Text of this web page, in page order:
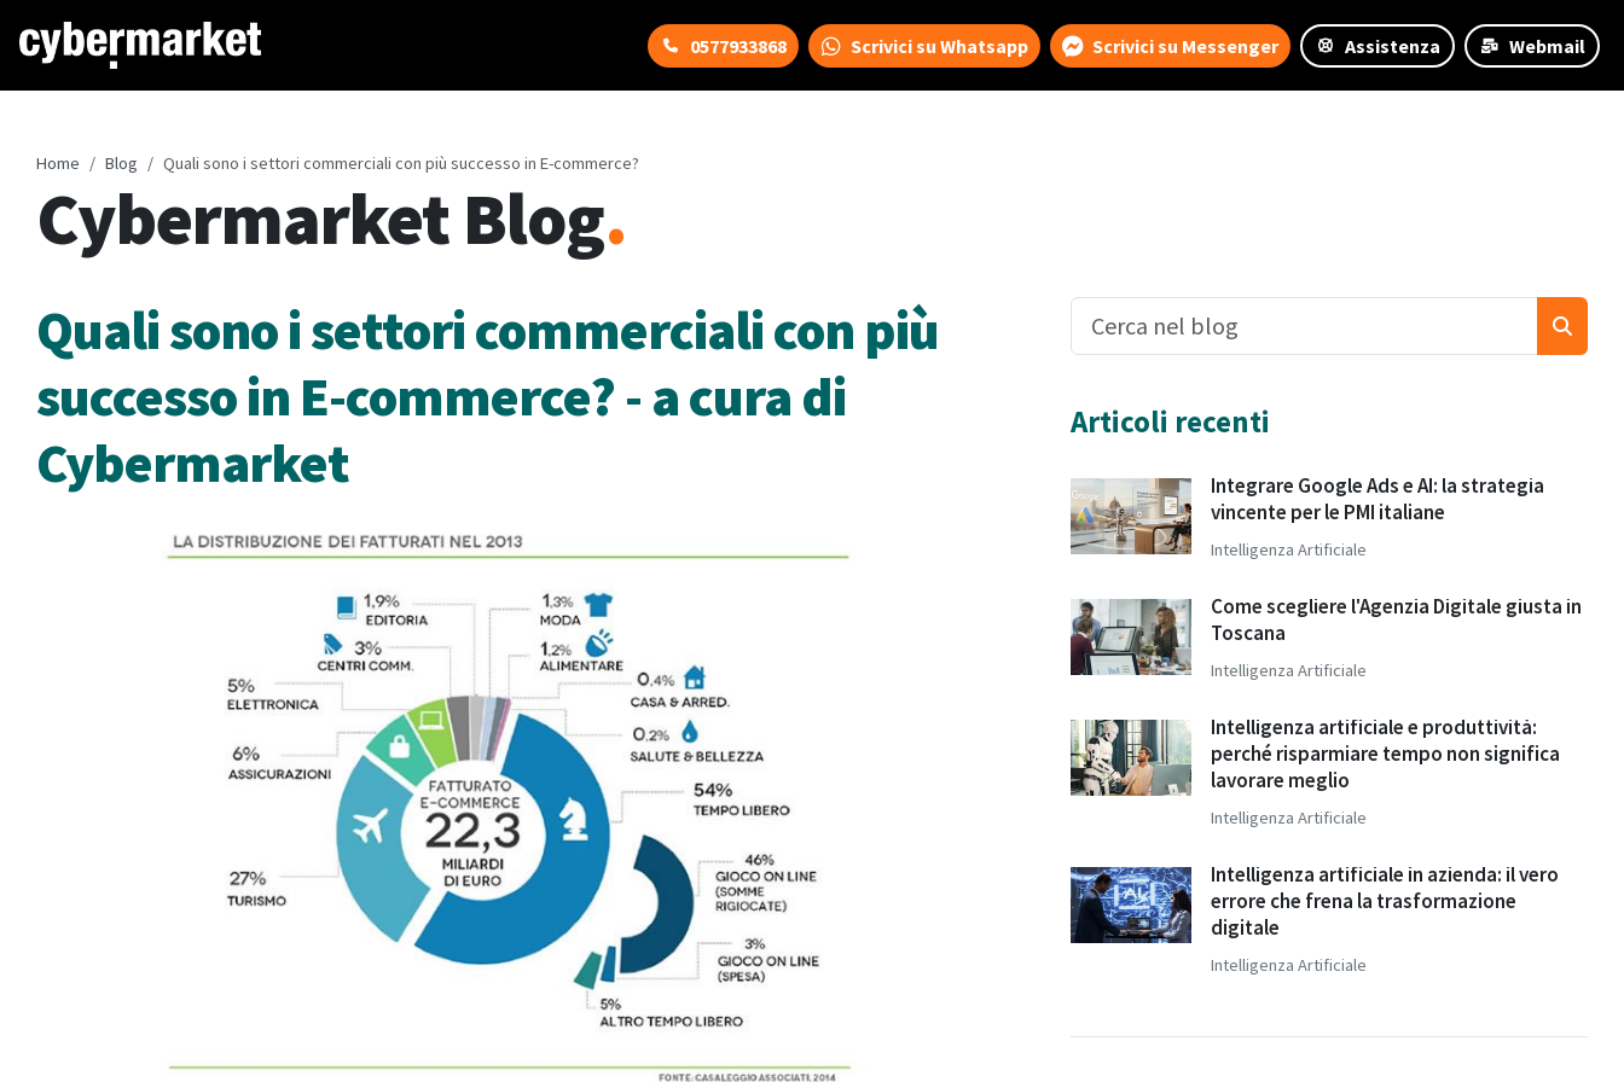
0577933868 Scrivici su Whatsapp Scrivici su Messenger Assistenza Webmail
Home Blog Quali sono i settori commerciali con più successo in E-commerce?
Cybermarket Blog.
Quali sono i settori commerciali con più
successo in E-commerce? - a cura di
Cybermarket
Articoli recenti
Integrare Google Ads e AI: la strategia
vincente per le PMI italiane
Intelligenza Artificiale
Come scegliere l'Agenzia Digitale giusta in
Toscana
Intelligenza Artificiale
Intelligenza artificiale e produttività:
perché risparmiare tempo non significa
lavorare meglio
Intelligenza Artificiale
Intelligenza artificiale in azienda: il vero
errore che frena la trasformazione
digitale
Intelligenza Artificiale